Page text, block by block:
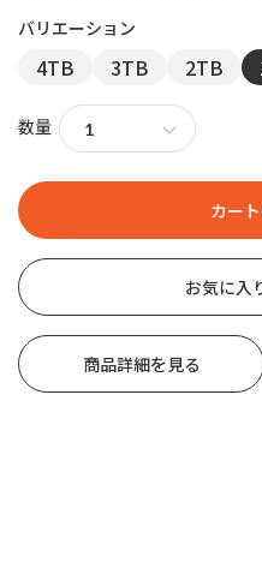
4TB 3TB 2TB
数量
お気に入
商品詳細を見る